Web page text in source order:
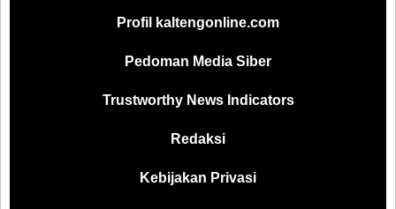
Profil kaltengonline.com
Pedoman Media Siber
Trustworthy News Indicators
Redaksi
Kebijakan Privasi